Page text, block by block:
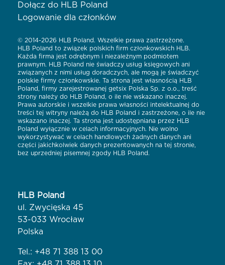
Dołącz do HLB Poland
Logowanie dla członków
© 2014-2026 HLB Poland. Wszelkie prawa zastrzeżone.
HLB Poland to związek polskich firm członkowskich HLB.
Każda firma jest odrębnym i niezależnym podmiotem
prawnym. HLB Poland nie świadczy usług księgowych ani
związanych z nimi usług doradczych, ale mogą je świadczyć
polskie firmy członkowskie. Ta strona jest własnością HLB
Poland, firmy zarejestrowanej getsix Polska Sp. z o.o., treść
strony należy do HLB Poland, o ile nie wskazano inaczej.
Prawa autorskie i wszelkie prawa własności intelektualnej do
treści tej witryny należą do HLB Poland i zastrzeżone, o ile nie
wskazano inaczej. Ta strona jest udostępniana przez HLB
Poland wyłącznie w celach informacyjnych. Nie wolno
wykorzystywać w celach handlowych żadnych danych ani
części jakichkolwiek danych prezentowanych na tej stronie,
bez uprzedniej pisemnej zgody HLB Poland.
HLB Poland
ul. Zwycięska 45
53-033 Wrocław
Polska
Tel.: +48 71 388 13 00